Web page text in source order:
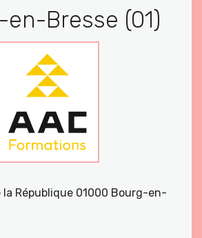
en-Bresse (01)
la République 01000 Bourg-en-